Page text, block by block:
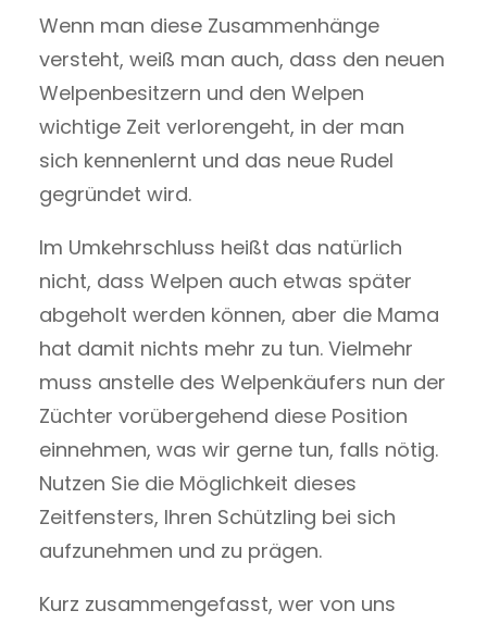
Wenn man diese Zusammenhänge
versteht, weiß man auch, dass den neuen
Welpenbesitzern und den Welpen
wichtige Zeit verlorengeht, in der man
sich kennenlernt und das neue Rudel
gegründet wird.
Im Umkehrschluss heißt das natürlich
nicht, dass Welpen auch etwas später
abgeholt werden können, aber die Mama
hat damit nichts mehr zu tun. Vielmehr
muss anstelle des Welpenkäufers nun der
Züchter vorübergehend diese Position
einnehmen, was wir gerne tun, falls nötig.
Nutzen Sie die Möglichkeit dieses
Zeitfensters, Ihren Schützling bei sich
aufzunehmen und zu prägen.
Kurz zusammengefasst, wer von uns